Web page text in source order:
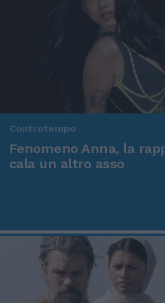
Controtempo
Fenomeno Anna, la
cala un altro asso